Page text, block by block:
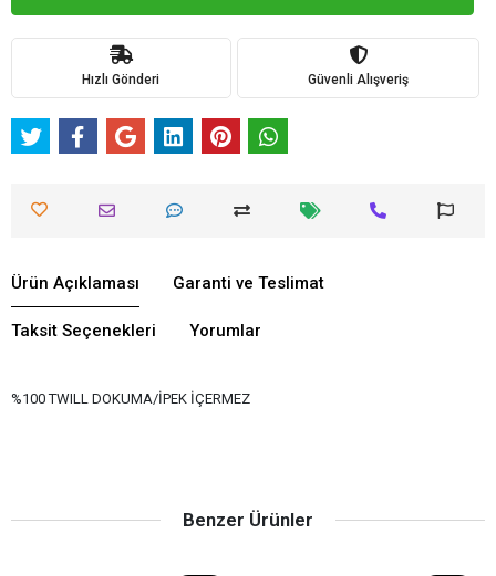
Hızlı Gönderi Güvenli Alışveriş
Ürün Açıklaması Garanti ve Teslimat
Taksit Seçenekleri Yorumlar
%100 TWILL DOKUMA/İPEK İÇERMEZ
Benzer Ürünler